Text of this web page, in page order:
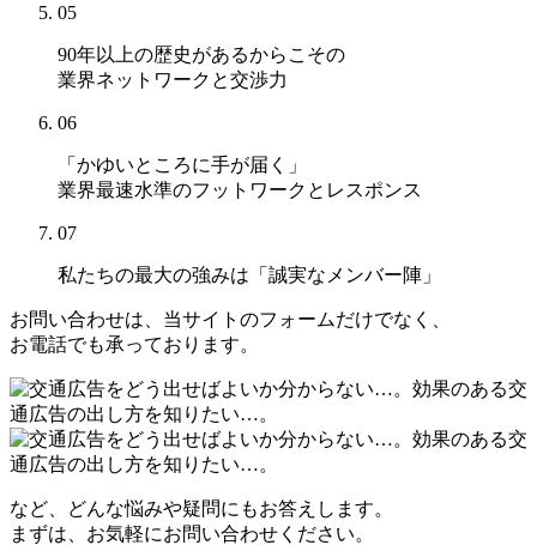
05
90年以上の歴史があるからこその
業界ネットワークと交渉力
06
「かゆいところに手が届く」
業界最速水準のフットワークとレスポンス
07
私たちの最大の強みは 「誠実なメンバー陣」
お問い合わせは、当サイトのフォームだけでなく、
お電話でも承っております。
など、どんな悩みや疑問にもお答えします。
まずは、お気軽にお問い合わせください。